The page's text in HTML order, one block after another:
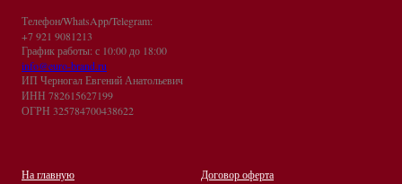
Телефон/WhatsApp/Telegram:
+7 921 9081213
График работы: с 10:00 до 18:00
info@euro-brand.ru
ИП Черногал Евгений Анатольевич
ИНН 782615627199
ОГРН 325784700438622
На главную Договор оферта